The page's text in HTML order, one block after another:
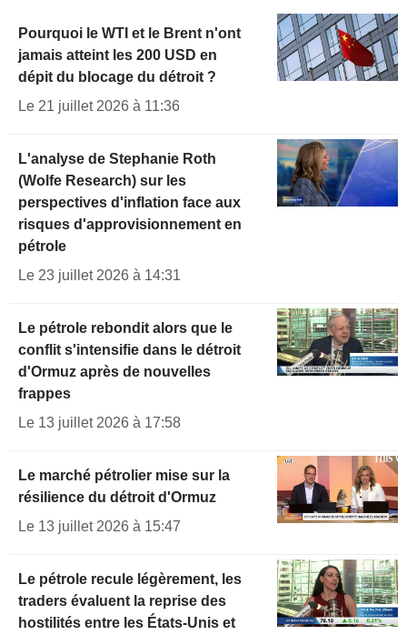
Pourquoi le WTI et le Brent n'ont
jamais atteint les 200 USD en
dépit du blocage du détroit ?
Le 21 juillet 2026 à 11:36
L'analyse de Stephanie Roth
(Wolfe Research) sur les
perspectives d'inflation face aux
risques d'approvisionnement en
pétrole
Le 23 juillet 2026 à 14:31
Le pétrole rebondit alors que le
conflit s'intensifie dans le détroit
d'Ormuz après de nouvelles
frappes
Le 13 juillet 2026 à 17:58
Le marché pétrolier mise sur la
résilience du détroit d'Ormuz
Le 13 juillet 2026 à 15:47
Le pétrole recule légèrement, les
traders évaluent la reprise des
hostilités entre les États-Unis et